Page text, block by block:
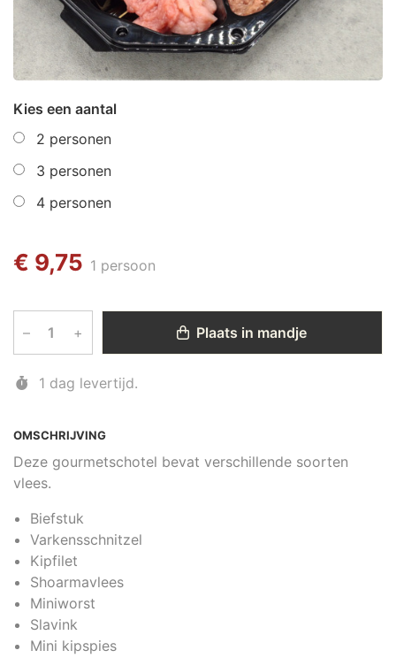
OMSCHRIJVING
Deze gourmetschotel bevat verschillende soorten
vlees.
Biefstuk
Varkensschnitzel
Kipfilet
Shoarmavlees
Miniworst
Slavink
Mini kipspies
Kies een aantal
2 personen
3 personen
4 personen
€ 9,75 1 persoon
– + Plaats in mandje
1 dag levertijd.